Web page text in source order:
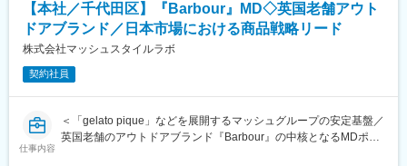
ンジを目指せる評価制度
成果・役割拡張に応じて昇給・昇格
グロース上場であり、買取専門店 並びに圧倒的顧客基盤のBtoBオ
ークションプラットホームを展開
変更の範囲：会社の定める業務
ブランド別の国内・海外マーケティング施策における企画立案か
ら実施までを推進
・店頭キャンペーン等の企画立案
・Webサイト製品詳細ページなどの各種文書の起案、構成
・WebsiteおよびSNS/管理・運用・分析
・Watches & Wondersをはじめとするグローバルイベントの運営
【本社／千代田区】『Barbour』MD◇英国老舗アウト
ドアブランド／日本市場における商品戦略リード
株式会社マッシュスタイルラボ
契約社員
仕事内容
＜「gelato pique」などを展開するマッシュグループの安定基盤／
英国老舗のアウトドアブランド『Barbour』の中核となるMDポジ